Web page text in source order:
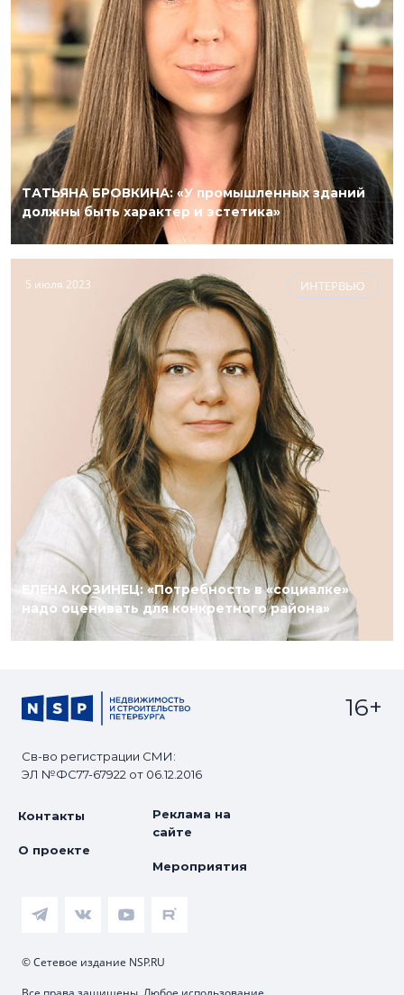
ТАТЬЯНА БРОВКИНА: «У промышленных зданий
должны быть характер и эстетика»
5 июля 2023 ИНТЕРВЬЮ
ЕЛЕНА КОЗИНЕЦ: «Потребность в «социалке»
надо оценивать для конкретного района»
Св-во регистрации СМИ:
ЭЛ №ФС77-67922 от 06.12.2016
16+
Контакты
О проекте
Реклама на
сайте
Мероприятия
© Сетевое издание NSP.RU